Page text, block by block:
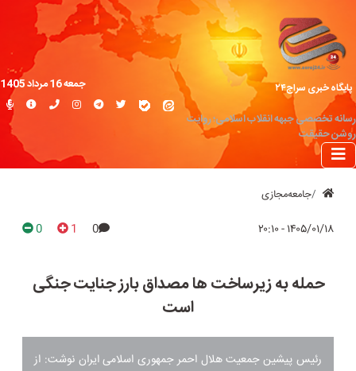
پایگاه خبری سراج۲۴
رسانه تخصصی جبهه انقلاب اسلامی؛ روایت
روشن حقیقت
جمعه 16 مرداد 1405
جامعه‌مجازی
۱۴۰۵/۰۱/۱۸ - ۲۰:۱۰ 0
1
0
حمله به زیرساخت ها مصداق بارز جنایت جنگی
است
رئیس پیشین جمعیت هلال احمر جمهوری اسلامی ایران نوشت: از